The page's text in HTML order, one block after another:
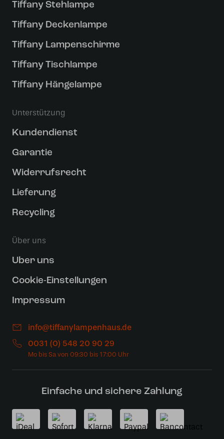
Tiffany Stehlampe
Tiffany Deckenlampe
Tiffany Lampenschirme
Tiffany Tischlampe
Tiffany Hängelampe
Unterstützung
Kundendienst
Garantie
Widerrufsrecht
Lieferung
Recycling
Über uns
Uber uns
Cookie-Einstellungen
Impressum
info@tiffanylampenhaus.de
0031 (0) 548 20 90 29
Einfache und sichere Zahlung